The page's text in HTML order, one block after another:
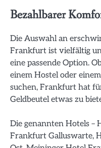
Bezahlbarer
Die Auswahl an
Frankfurt ist vielfältig
eine passende Option.
einem Hostel oder
suchen, Frankfurt hat
Geldbeutel etwas zu
Die genannten Hotels –
Frankfurt Galluswarte,